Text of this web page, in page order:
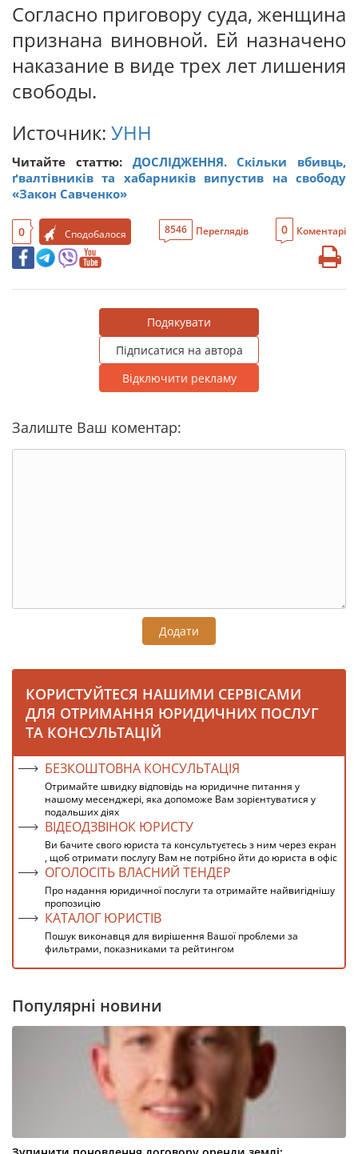
Согласно приговору суда, женщина
признана виновной. Ей назначено
наказание в виде трех лет лишения
свободы.
Источник: УНН
Читайте статтю: ДОСЛІДЖЕННЯ. Скільки вбивць,
ґвалтівників та хабарників випустив на свободу
«Закон Савченко»
0 Сподобалося 8546 Переглядів 0 Коментарі
Подякувати
Підписатися на автора
Відключити рекламу
Залиште Ваш коментар:
Додати
КОРИСТУЙТЕСЯ НАШИМИ СЕРВІСАМИ
ДЛЯ ОТРИМАННЯ ЮРИДИЧНИХ ПОСЛУГ
ТА КОНСУЛЬТАЦІЙ
БЕЗКОШТОВНА КОНСУЛЬТАЦІЯ
Отримайте швидку відповідь на юридичне питання у
нашому месенджері, яка допоможе Вам зорієнтуватися у
подальших діях
ВІДЕОДЗВІНОК ЮРИСТУ
Ви бачите свого юриста та консультуєтесь з ним через екран
, щоб отримати послугу Вам не потрібно йти до юриста в офіс
ОГОЛОСІТЬ ВЛАСНИЙ ТЕНДЕР
Про надання юридичної послуги та отримайте найвигіднішу
пропозицію
КАТАЛОГ ЮРИСТІВ
Пошук виконавця для вирішення Вашої проблеми за
фильтрами, показниками та рейтингом
Популярні новини